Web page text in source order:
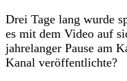
Drei Tage lang wurde
es mit dem Video auf
jahrelanger Pause am
Kanal veröffentlichte?